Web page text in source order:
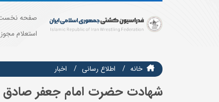
صفحه
استعلام مجوز
خانه اطلاع رسانی اخبار
شهادت حضرت امام جعفر صادق